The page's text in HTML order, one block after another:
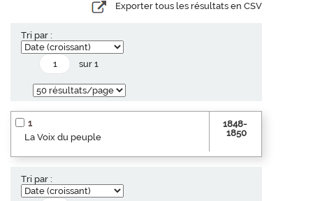
Exporter tous les résultats en CSV
Tri par :
sur 1
1
La Voix du peuple
1848-
1850
Tri par :